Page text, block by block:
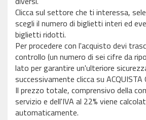
Clicca sul settore che ti interessa,
scegli il numero di biglietti interi ed
biglietti ridotti.
Per procedere con l'acquisto devi
controllo (un numero di sei cifre da
lato per garantire un'ulteriore
successivamente clicca su ACQUISTA
Il prezzo totale, comprensivo della
servizio e dell'IVA al 22% viene
automaticamente.